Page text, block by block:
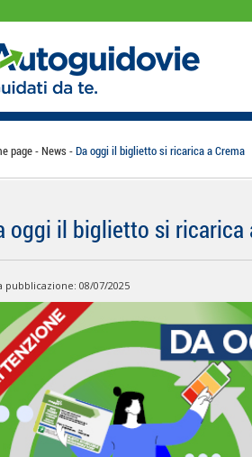
page News Da oggi il biglietto si ricarica a Crema
oggi il biglietto si ricarica
pubblicazione: 08/07/2025